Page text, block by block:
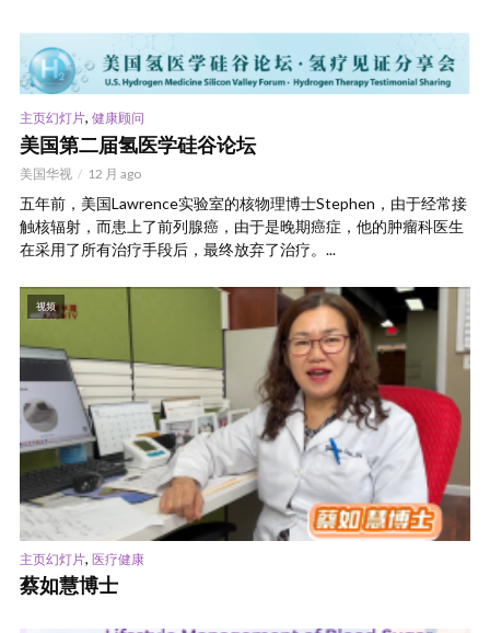
主页幻灯片, 健康顾问
美国第二届氢医学硅谷论坛
美国华视 12 月 ago
五年前，美国Lawrence实验室的核物理博士Stephen，由于经常接
触核辐射，而患上了前列腺癌，由于是晚期癌症，他的肿瘤科医生
在采用了所有治疗手段后，最终放弃了治疗。...
视频
主页幻灯片, 医疗健康
蔡如慧博士